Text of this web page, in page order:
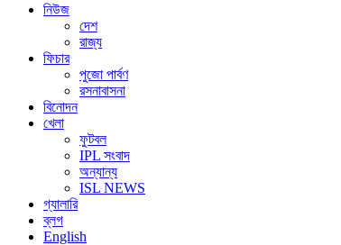
নিউজ
দেশ
রাজ্য
ফিচার
পুজো পার্বণ
রসনাবাসনা
বিনোদন
খেলা
ফুটবল
IPL সংবাদ
অন্যান্য
ISL NEWS
গ্যালারি
ব্লগ
English